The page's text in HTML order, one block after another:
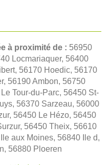
à proximité de : 56950
Locmariaquer, 56400
56170 Hoedic, 56170
56190 Ambon, 56750
Tour-du-Parc, 56450 St-
56370 Sarzeau, 56000
56450 Le Hézo, 56450
56450 Theix, 56610
aux Moines, 56840 Ile d,
56880 Ploeren